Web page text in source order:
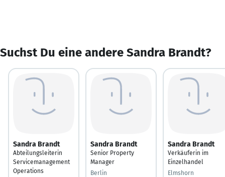
Suchst Du eine andere Sandra Brandt?
Sandra Brandt
Abteilungsleiterin
Servicemanagement
Operations
Sandra Brandt
Senior Property
Manager
Berlin
Sandra Brandt
Verkäuferin im
Einzelhandel
Elmshorn